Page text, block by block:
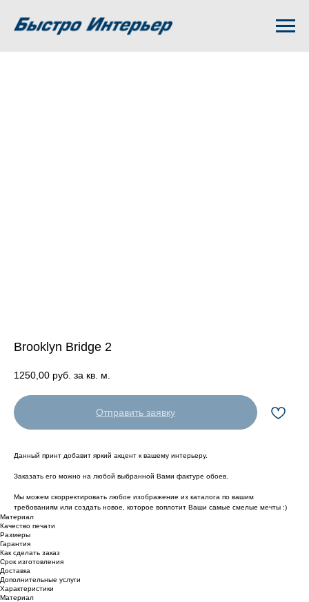
Brooklyn Bridge 2
1250,00 руб. за кв. м.
Отправить заявку
Данный принт добавит яркий акцент к вашему интерьеру.
Заказать его можно на любой выбранной Вами фактуре обоев.
Мы можем скорректировать любое изображение из каталога по вашим
требованиям или создать новое, которое воплотит Ваши самые смелые мечты :)
Материал
Качество печати
Размеры
Гарантия
Как сделать заказ
Срок изготовления
Доставка
Дополнительные услуги
Характеристики
Материал